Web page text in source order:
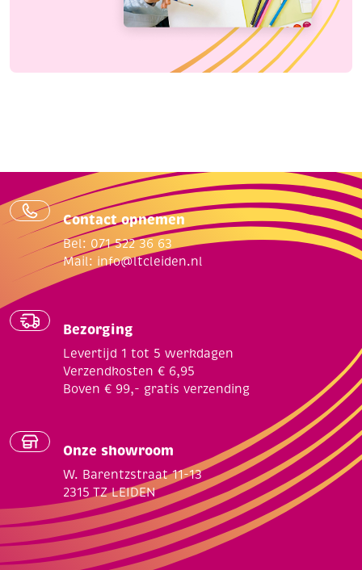
Contact opnemen
Bel: 071 522 36 63
Mail: info@ltcleiden.nl
Bezorging
Levertijd 1 tot 5 werkdagen
Verzendkosten € 6,95
Boven € 99,- gratis verzending
Onze showroom
W. Barentzstraat 11-13
2315 TZ LEIDEN